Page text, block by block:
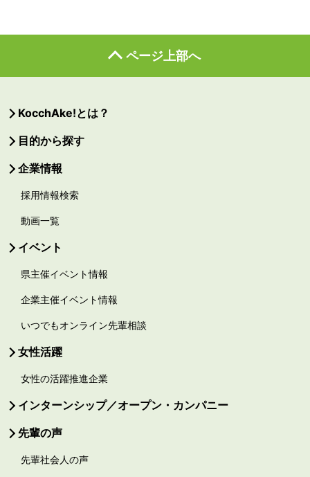
ページ上部へ
KocchAke!とは？
目的から探す
企業情報
採用情報検索
動画一覧
イベント
県主催イベント情報
企業主催イベント情報
いつでもオンライン先輩相談
女性活躍
女性の活躍推進企業
インターンシップ／オープン・カンパニー
先輩の声
先輩社会人の声